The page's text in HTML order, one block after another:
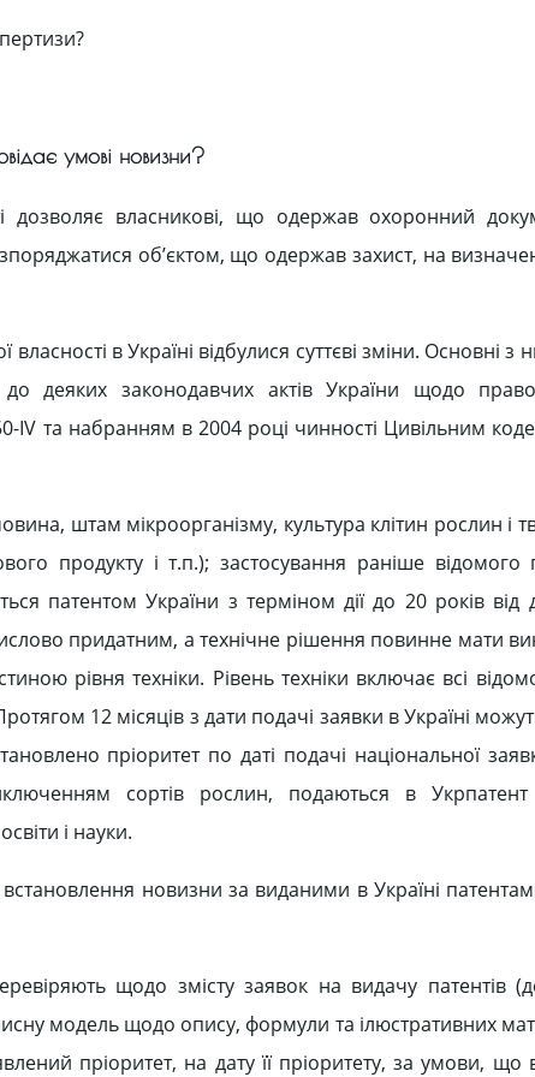
умові новизни?
дозволяє власникові, що одержав охоронний
об’єктом, що одержав захист, на
в Україні відбулися суттєві зміни. Основні з
деяких законодавчих актів України щодо
IV та набранням в 2004 році чинності Цивільним
штам мікроорганізму, культура клітин рослин і
продукту і т.п.); застосування раніше відомого
патентом України з терміном дії до 20 років від
придатним, а технічне рішення повинне мати
рівня техніки. Рівень техніки включає всі
12 місяців з дати подачі заявки в Україні
пріоритет по даті подачі національної
сортів рослин, подаються в
і науки.
новизни за виданими в Україні
щодо змісту заявок на видачу патентів
модель щодо опису, формули та ілюстративних
пріоритет, на дату її пріоритету, за умови, що